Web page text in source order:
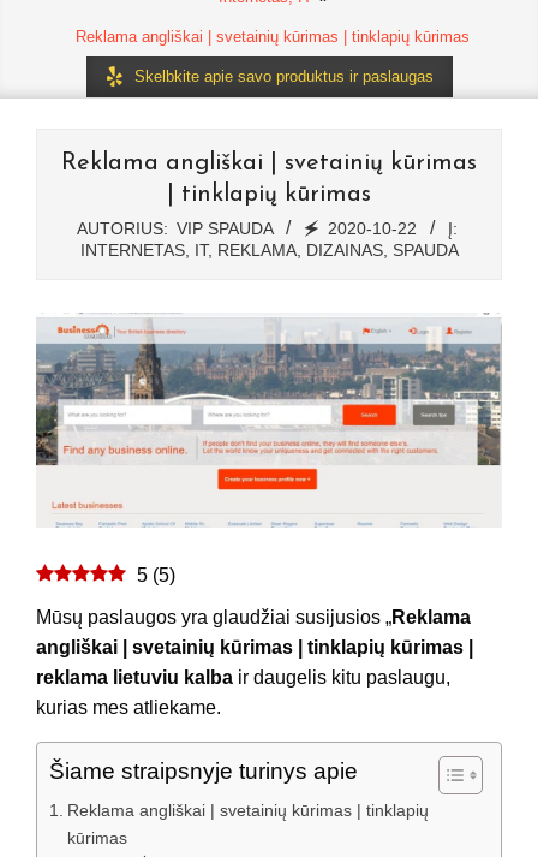
Reklama angliškai | svetainių kūrimas | tinklapių kūrimas
Skelbkite apie savo produktus ir paslaugas
Reklama angliškai | svetainių kūrimas
| tinklapių kūrimas
AUTORIUS: VIP SPAUDA 🗲 2020-10-22
Į:
INTERNETAS, IT, REKLAMA, DIZAINAS, SPAUDA
5 (5)
Mūsų paslaugos yra glaudžiai susijusios „Reklama
angliškai | svetainių kūrimas | tinklapių kūrimas |
reklama lietuviu kalba ir daugelis kitu paslaugu,
kurias mes atliekame.
Šiame straipsnyje turinys apie
Reklama angliškai | svetainių kūrimas | tinklapių
kūrimas